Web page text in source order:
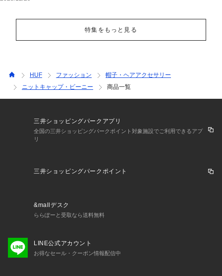
特集をもっと見る
HUF ファッション
帽子・ヘアアクセサリー
ニットキャップ・ビーニー
商品一覧
三井ショッピングパークアプリ
全国の三井ショッピングパークポイント対象施設でご利用できるアプ
リ
三井ショッピングパークポイント
&mallデスク
ららぽーと受取なら送料無料
LINE公式アカウント
お得なセール・クーポン情報配信中